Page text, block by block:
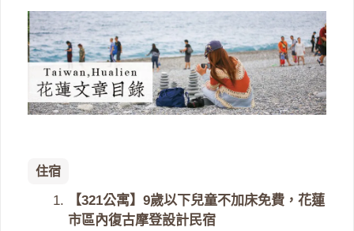
住宿
【321公寓】9歲以下兒童不加床免費，花蓮
市區內復古摩登設計民宿